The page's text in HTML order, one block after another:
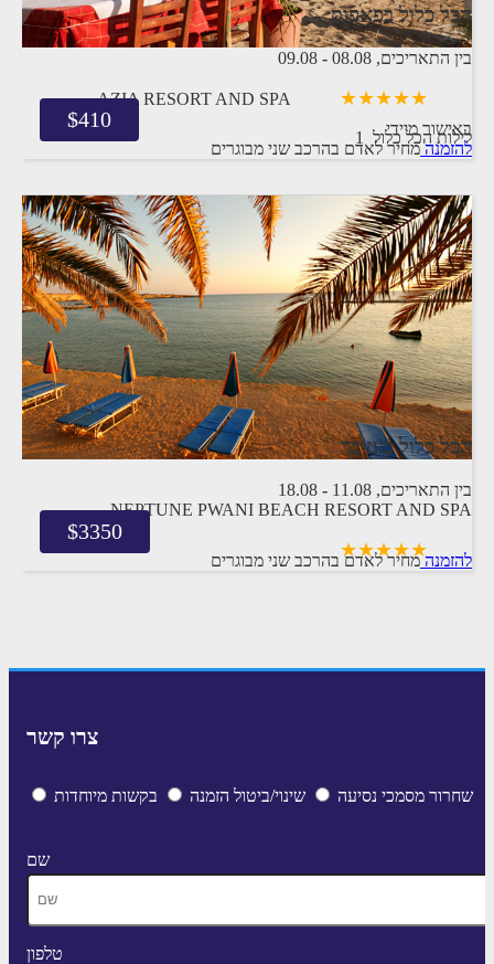
הכל כלול בפאפוס
בין התאריכים, -
09.08
AZIA RESORT AND SPA
1 לילותהכל כלול
באישור מיידי $410
להזמנהמחיר לאדם בהרכב שני מבוגרים
הכל כלול בזנזיבר
בין התאריכים, -
18.08
NEPTUNE PWANI BEACH RESORT AND SPA
$3350
להזמנהמחיר לאדם בהרכב שני מבוגרים
צרו קשר
שחרור מסמכי נסיעה שינוי/ביטול הזמנה בקשות מיוחדות
שם
טלפון